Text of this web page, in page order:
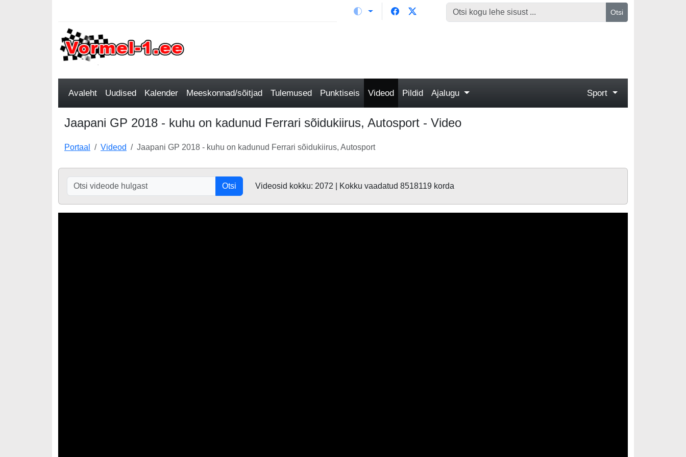
Otsi
Avaleht Uudised Kalender Meeskonnad/sõitjad Tulemused Punktiseis Videod Pildid Ajalugu Sport
Jaapani GP 2018 - kuhu on kadunud Ferrari sõidukiirus, Autosport - Video
Portaal Videod Jaapani GP 2018 - kuhu on kadunud Ferrari sõidukiirus, Autosport
Otsi Videosid kokku: 2072 | Kokku vaadatud 8518119 korda